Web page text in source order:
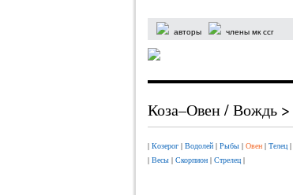
авторы члены мк ссг
Коза–Овен / Вождь >
| Козерог | Водолей | Рыбы | Овен | Телец |
| Весы | Скорпион | Стрелец |